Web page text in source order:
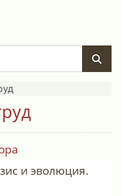
и эволюция.